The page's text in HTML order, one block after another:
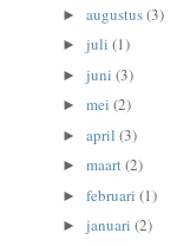
► augustus(3)
► juli (1)
► juni (3)
► mei (2)
► april (3)
► maart(2)
► februari (1)
► januari (2)